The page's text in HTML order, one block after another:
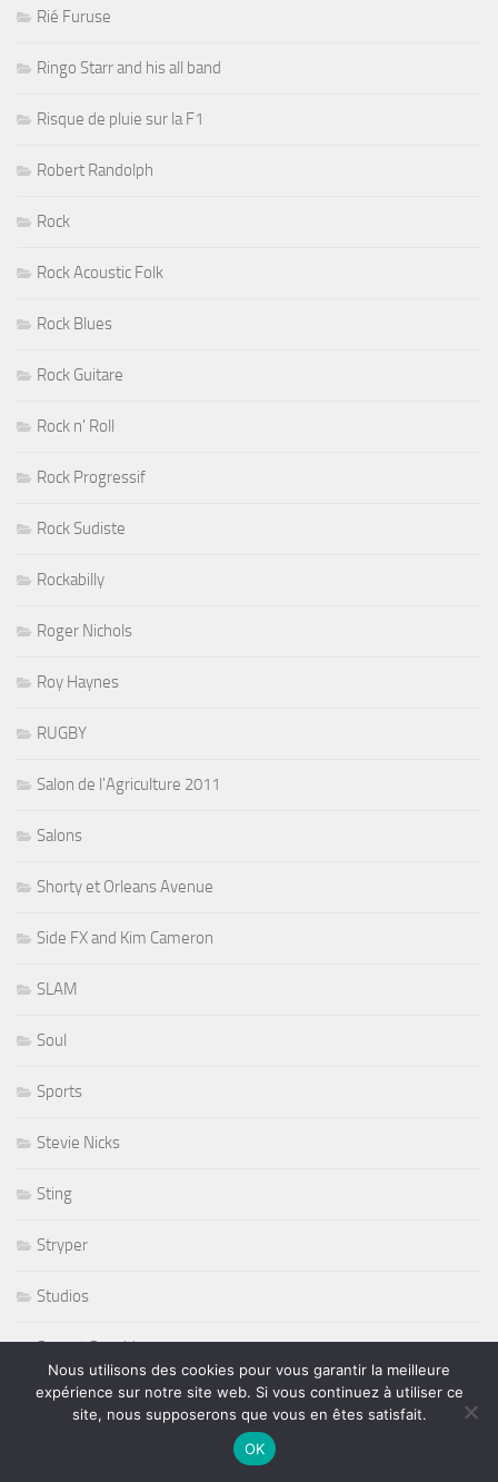
Rié Furuse
Ringo Starr and his all band
Risque de pluie sur la F1
Robert Randolph
Rock
Rock Acoustic Folk
Rock Blues
Rock Guitare
Rock n' Roll
Rock Progressif
Rock Sudiste
Rockabilly
Roger Nichols
Roy Haynes
RUGBY
Salon de l'Agriculture 2011
Salons
Shorty et Orleans Avenue
Side FX and Kim Cameron
SLAM
Soul
Sports
Stevie Nicks
Sting
Stryper
Studios
Sunset Sunside
Sunside
Nous utilisons des cookies pour vous garantir la meilleure
expérience sur notre site web. Si vous continuez à utiliser ce
site, nous supposerons que vous en êtes satisfait.
OK